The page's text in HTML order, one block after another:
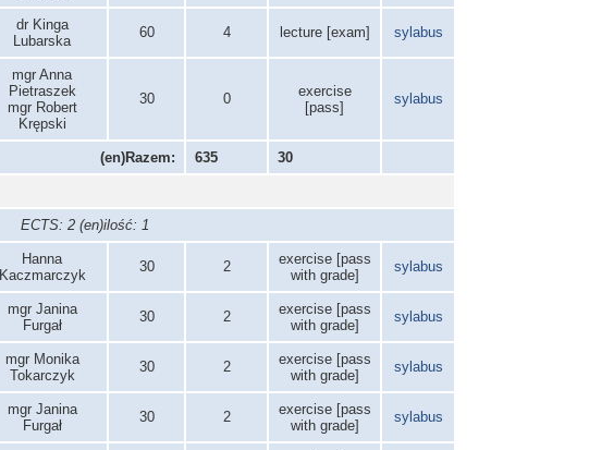
dr Kinga
Lubarska
60 4 lecture [exam] sylabus
mgr Anna
Pietraszek
mgr Robert
Krępski
30 0
exercise
[pass]
sylabus
(en)Razem: 635 30
ECTS: 2 (en)ilość: 1
Hanna
Kaczmarczyk
30 2
exercise [pass
with grade]
sylabus
mgr Janina
Furgał
30 2
exercise [pass
with grade]
sylabus
mgr Monika
Tokarczyk
30 2
exercise [pass
with grade]
sylabus
mgr Janina
Furgał
30 2
exercise [pass
with grade]
sylabus